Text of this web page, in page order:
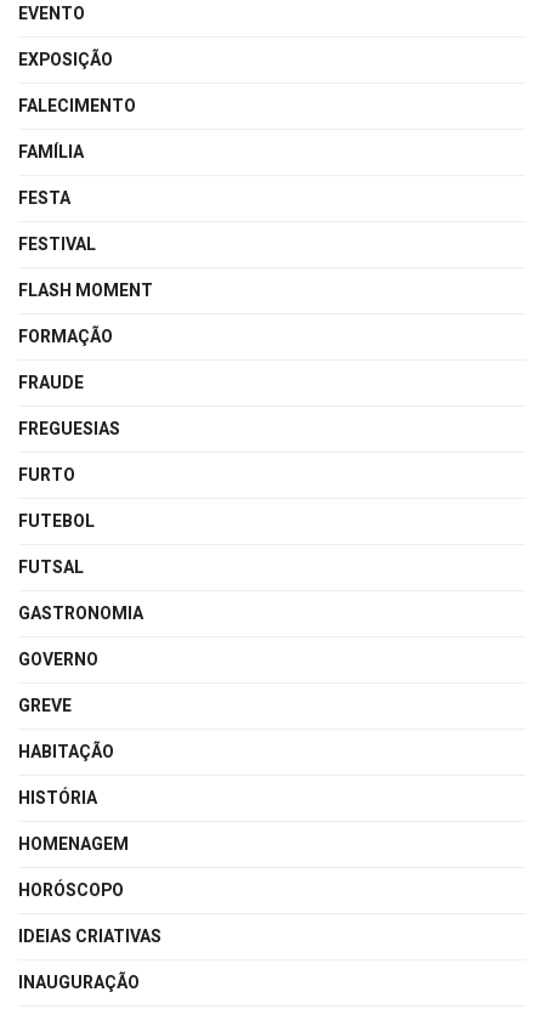
EVENTO
EXPOSIÇÃO
FALECIMENTO
FAMÍLIA
FESTA
FESTIVAL
FLASH MOMENT
FORMAÇÃO
FRAUDE
FREGUESIAS
FURTO
FUTEBOL
FUTSAL
GASTRONOMIA
GOVERNO
GREVE
HABITAÇÃO
HISTÓRIA
HOMENAGEM
HORÓSCOPO
IDEIAS CRIATIVAS
INAUGURAÇÃO